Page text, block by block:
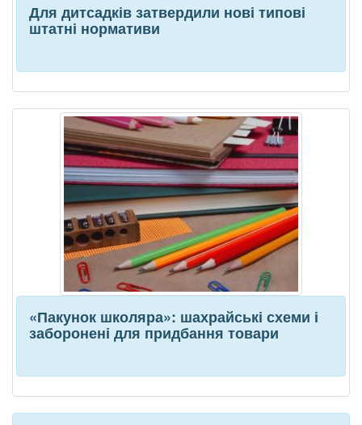
Для дитсадків затвердили нові типові
штатні нормативи
«Пакунок школяра»: шахрайські схеми і
заборонені для придбання товари